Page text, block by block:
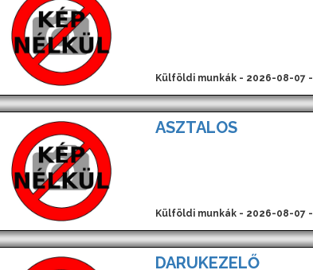
Külföldi munkák - 2026-08-07 -
ASZTALOS
Külföldi munkák - 2026-08-07 -
DARUKEZELŐ